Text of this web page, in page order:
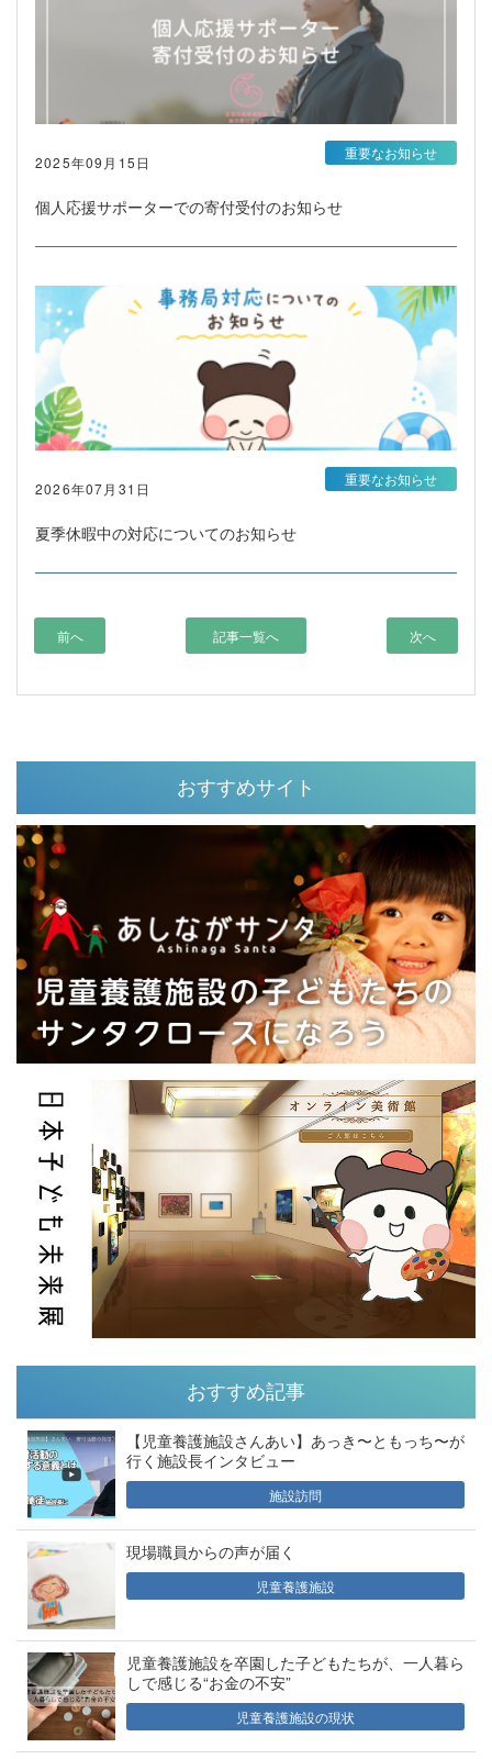
2025年09月15日
個人応援サポーターでの寄付受付のお知らせ
重要なお知らせ
2026年07月31日
夏季休暇中の対応についてのお知らせ
重要なお知らせ
前へ 記事一覧へ 次へ
おすすめサイト
おすすめ記事
【児童養護施設さんあい】あっき〜ともっち〜が
行く施設長インタビュー
施設訪問
現場職員からの声が届く
児童養護施設
児童養護施設を卒園した子どもたちが、一人暮ら
しで感じる“お金の不安”
児童養護施設の現状